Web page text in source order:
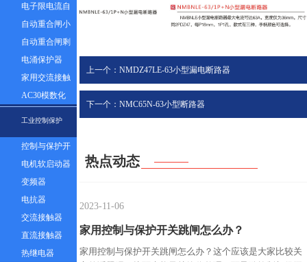
保护器
电子限电流自
动控制器
自动重合闸小
型断路器
自动重合闸剩
余电流塑壳断
路器
电涌保护器
家用交流接触
器
AC30模数化
工业控制保护
控制与保护开
关
电机软启动器
变频器
电抗器
交流接触器
直流接触器
热继电器
上一个：NMDZ47LE-63小型漏电断路器
下一个：NMC65N-63小型断路器
热点动态
2023-11-06
家用控制与保护开关跳闸怎么办？
家用控制与保护开关跳闸怎么办？这个应该是大家比较关